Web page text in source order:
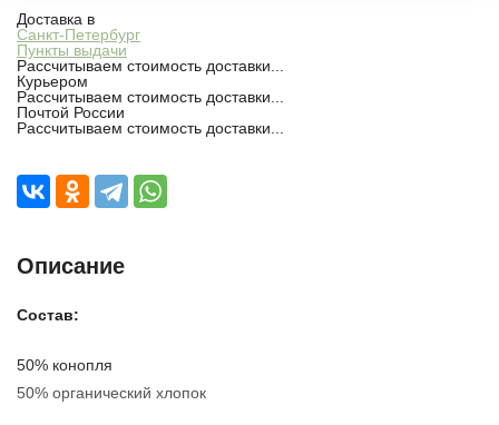
Доставка в
Санкт-Петербург
Пункты выдачи
Рассчитываем стоимость доставки...
Курьером
Рассчитываем стоимость доставки...
Почтой России
Рассчитываем стоимость доставки...
Описание
Состав:
50% конопля
50% органический хлопок